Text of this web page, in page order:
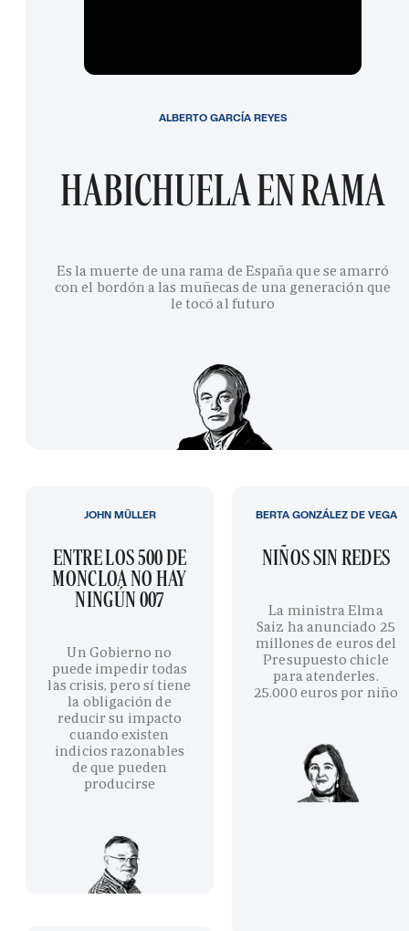
HABICHUELA EN RAMA
Es la muerte de una rama de España que se amarró
con el bordón a las muñecas de una generación que
le tocó al futuro
ALBERTO GARCÍA REYES
ENTRE LOS 500 DE
MONCLOA NO HAY
NINGÚN 007
Un Gobierno no
puede impedir todas
las crisis, pero sí tiene
la obligación de
reducir su impacto
cuando existen
indicios razonables
de que pueden
producirse
JOHN MÜLLER
NIÑOS SIN REDES
La ministra Elma
Saiz ha anunciado 25
millones de euros del
Presupuesto chicle
para atenderles.
25.000 euros por niño
BERTA GONZÁLEZ DE VEGA